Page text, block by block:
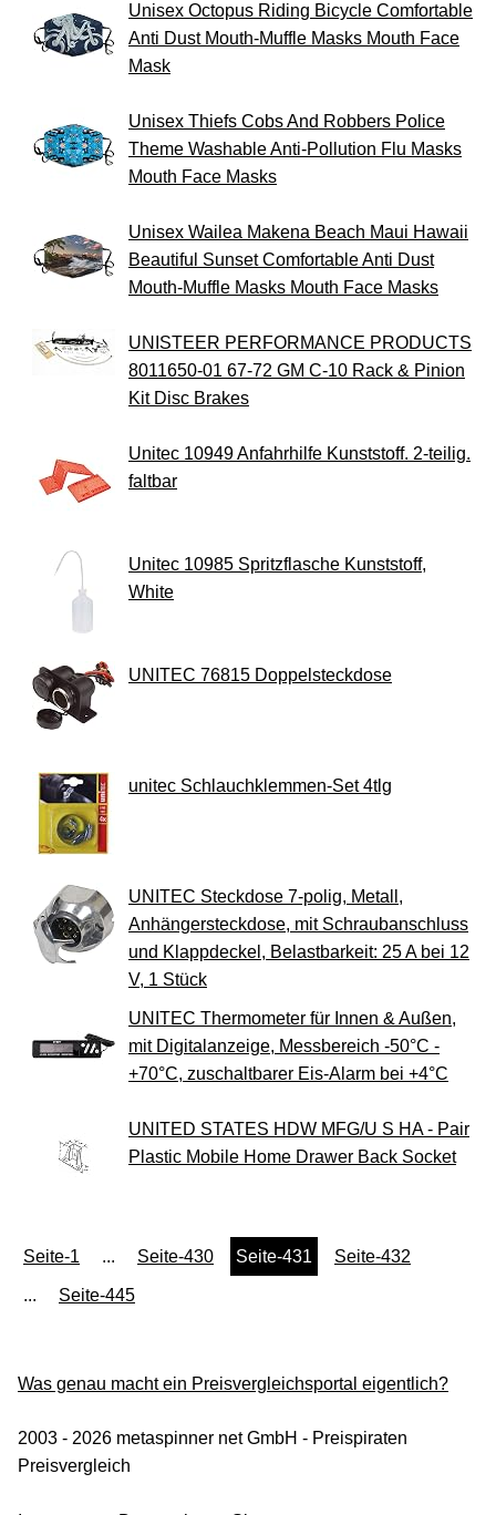
Unisex Octopus Riding Bicycle Comfortable
Anti Dust Mouth-Muffle Masks Mouth Face
Mask
Unisex Thiefs Cobs And Robbers Police
Theme Washable Anti-Pollution Flu Masks
Mouth Face Masks
Unisex Wailea Makena Beach Maui Hawaii
Beautiful Sunset Comfortable Anti Dust
Mouth-Muffle Masks Mouth Face Masks
UNISTEER PERFORMANCE PRODUCTS
8011650-01 67-72 GM C-10 Rack & Pinion
Kit Disc Brakes
Unitec 10949 Anfahrhilfe Kunststoff. 2-teilig.
faltbar
Unitec 10985 Spritzflasche Kunststoff,
White
UNITEC 76815 Doppelsteckdose
unitec Schlauchklemmen-Set 4tlg
UNITEC Steckdose 7-polig, Metall,
Anhängersteckdose, mit Schraubanschluss
und Klappdeckel, Belastbarkeit: 25 A bei 12
V, 1 Stück
UNITEC Thermometer für Innen & Außen,
mit Digitalanzeige, Messbereich -50°C -
+70°C, zuschaltbarer Eis-Alarm bei +4°C
UNITED STATES HDW MFG/U S HA - Pair
Plastic Mobile Home Drawer Back Socket
Seite-1 ... Seite-430 Seite-431 Seite-432
... Seite-445
Was genau macht ein Preisvergleichsportal eigentlich?
2003 - 2026 metaspinner net GmbH - Preispiraten
Preisvergleich